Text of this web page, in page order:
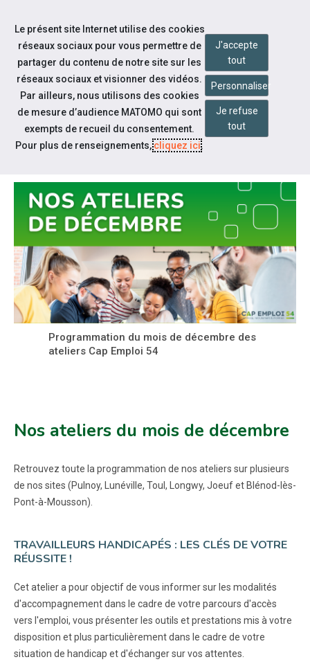
Aller au contenu
Notre actualité
NOS ATELIERS DE DÉCEMBRE
Programmation du mois de décembre des
ateliers Cap Emploi 54
Nos ateliers du mois de décembre
Retrouvez toute la programmation de nos ateliers sur plusieurs
de nos sites (Pulnoy, Lunéville, Toul, Longwy, Joeuf et Blénod-lès-
Pont-à-Mousson).
TRAVAILLEURS HANDICAPÉS : LES CLÉS DE VOTRE
RÉUSSITE !
Cet atelier a pour objectif de vous informer sur les modalités
d'accompagnement dans le cadre de votre parcours d'accès
vers l'emploi, vous présenter les outils et prestations mis à votre
disposition et plus particulièrement dans le cadre de votre
situation de handicap et d'échanger sur vos attentes.
Le présent site Internet utilise des cookies
réseaux sociaux pour vous permettre de
partager du contenu de notre site sur les
réseaux sociaux et visionner des vidéos.
Par ailleurs, nous utilisons des cookies
de mesure d’audience MATOMO qui sont
exempts de recueil du consentement.
Pour plus de renseignements,cliquez ici.
J'accepte
tout
Personnaliser
Je refuse
tout